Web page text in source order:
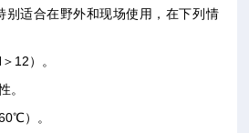
别适合在野外和现场使用，在下列情
12）。
。
）。